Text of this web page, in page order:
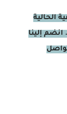
الحالية
إلينا